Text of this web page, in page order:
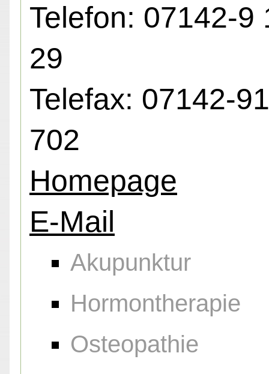
Telefon: 07142-9
29
Telefax: 07142-
702
Homepage
E-Mail
Akupunktur
Hormontherapie
Osteopathie